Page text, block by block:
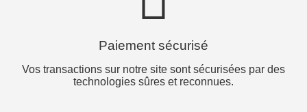
Paiement sécurisé
Vos transactions sur notre site sont sécurisées par des
technologies sûres et reconnues.